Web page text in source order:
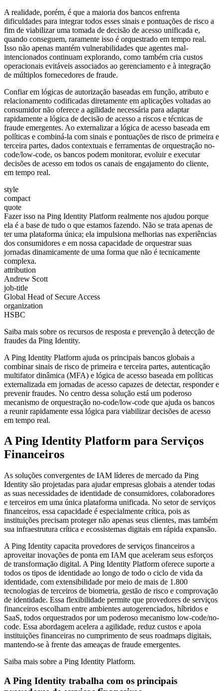
A realidade, porém, é que a maioria dos bancos enfrenta
dificuldades para integrar todos esses sinais e pontuações de risco a
fim de viabilizar uma tomada de decisão de acesso unificada e,
quando conseguem, raramente isso é orquestrado em tempo real.
Isso não apenas mantém vulnerabilidades que agentes mal-
intencionados continuam explorando, como também cria custos
operacionais evitáveis associados ao gerenciamento e à integração
de múltiplos fornecedores de fraude.
Confiar em lógicas de autorização baseadas em função, atributo e
relacionamento codificadas diretamente em aplicações voltadas ao
consumidor não oferece a agilidade necessária para adaptar
rapidamente a lógica de decisão de acesso a riscos e técnicas de
fraude emergentes. Ao externalizar a lógica de acesso baseada em
políticas e combiná-la com sinais e pontuações de risco de primeira e
terceira partes, dados contextuais e ferramentas de orquestração no-
code/low-code, os bancos podem monitorar, evoluir e executar
decisões de acesso em todos os canais de engajamento do cliente,
em tempo real.
style
compact
quote
Fazer isso na Ping Identity Platform realmente nos ajudou porque
ela é a base de tudo o que estamos fazendo. Não se trata apenas de
ter uma plataforma única; ela impulsiona melhorias nas experiências
dos consumidores e em nossa capacidade de orquestrar suas
jornadas dinamicamente de uma forma que não é tecnicamente
complexa.
attribution
Andrew Scott
job-title
Global Head of Secure Access
organization
HSBC
Saiba mais sobre os recursos de resposta e prevenção à detecção de
fraudes da Ping Identity.
A Ping Identity Platform ajuda os principais bancos globais a
combinar sinais de risco de primeira e terceira partes, autenticação
multifator dinâmica (MFA) e lógica de acesso baseada em políticas
externalizada em jornadas de acesso capazes de detectar, responder e
prevenir fraudes. No centro dessa solução está um poderoso
mecanismo de orquestração no-code/low-code que ajuda os bancos
a reunir rapidamente essa lógica para viabilizar decisões de acesso
em tempo real.
A Ping Identity Platform para Serviços
Financeiros
As soluções convergentes de IAM líderes de mercado da Ping
Identity são projetadas para ajudar empresas globais a atender todas
as suas necessidades de identidade de consumidores, colaboradores
e terceiros em uma única plataforma unificada. No setor de serviços
financeiros, essa capacidade é especialmente crítica, pois as
instituições precisam proteger não apenas seus clientes, mas também
sua infraestrutura crítica e ecossistemas digitais em rápida expansão.
A Ping Identity capacita provedores de serviços financeiros a
aproveitar inovações de ponta em IAM que aceleram seus esforços
de transformação digital. A Ping Identity Platform oferece suporte a
todos os tipos de identidade ao longo de todo o ciclo de vida da
identidade, com extensibilidade por meio de mais de 1.800
tecnologias de terceiros de biometria, gestão de risco e comprovação
de identidade. Essa flexibilidade permite que provedores de serviços
financeiros escolham entre ambientes autogerenciados, híbridos e
SaaS, todos orquestrados por um poderoso mecanismo low-code/no-
code. Essa abordagem acelera a agilidade, reduz custos e apoia
instituições financeiras no cumprimento de seus roadmaps digitais,
mantendo-se à frente das ameaças de fraude emergentes.
Saiba mais sobre a Ping Identity Platform.
A Ping Identity trabalha com os principais